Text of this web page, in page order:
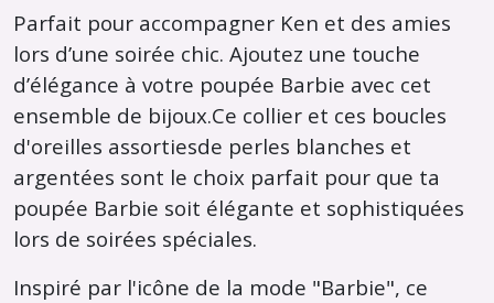
Parfait pour accompagner Ken et des amies
lors d’une soirée chic. Ajoutez une touche
d’élégance à votre poupée Barbie avec cet
ensemble de bijoux.Ce collier et ces boucles
d'oreilles assortiesde perles blanches et
argentées sont le choix parfait pour que ta
poupée Barbie soit élégante et sophistiquées
lors de soirées spéciales.
Inspiré par l'icône de la mode "Barbie", ce